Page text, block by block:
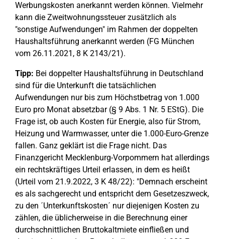
Werbungskosten anerkannt werden können. Vielmehr
kann die Zweitwohnungssteuer zusätzlich als
"sonstige Aufwendungen" im Rahmen der doppelten
Haushaltsführung anerkannt werden (FG München
vom 26.11.2021, 8 K 2143/21).
Tipp: Bei doppelter Haushaltsführung in Deutschland
sind für die Unterkunft die tatsächlichen
Aufwendungen nur bis zum Höchstbetrag von 1.000
Euro pro Monat absetzbar (§ 9 Abs. 1 Nr. 5 EStG). Die
Frage ist, ob auch Kosten für Energie, also für Strom,
Heizung und Warmwasser, unter die 1.000-Euro-Grenze
fallen. Ganz geklärt ist die Frage nicht. Das
Finanzgericht Mecklenburg-Vorpommern hat allerdings
ein rechtskräftiges Urteil erlassen, in dem es heißt
(Urteil vom 21.9.2022, 3 K 48/22): "Demnach erscheint
es als sachgerecht und entspricht dem Gesetzeszweck,
zu den ´Unterkunftskosten´ nur diejenigen Kosten zu
zählen, die üblicherweise in die Berechnung einer
durchschnittlichen Bruttokaltmiete einfließen und